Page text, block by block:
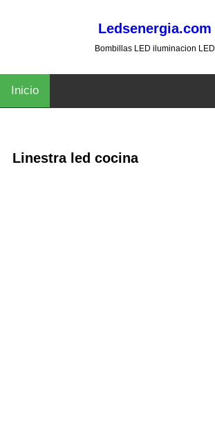
Ledsenergia.com
Bombillas LED iluminacion LED
Inicio
Linestra led cocina